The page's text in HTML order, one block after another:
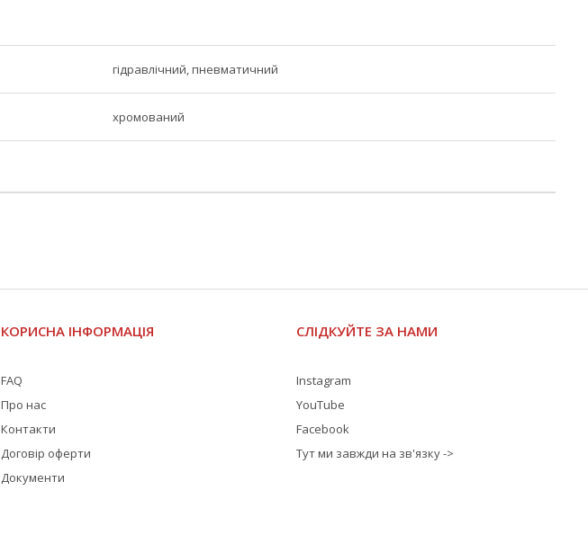
гідравлічний, пневматичний
хромований
КОРИСНА ІНФОРМАЦІЯ
FAQ
Про нас
Контакти
Договір оферти
Документи
СЛІДКУЙТЕ ЗА НАМИ
Instagram
YouTube
Facebook
Тут ми завжди на зв'язку ->